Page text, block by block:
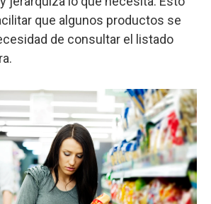
que algunos productos se
de consultar el listado